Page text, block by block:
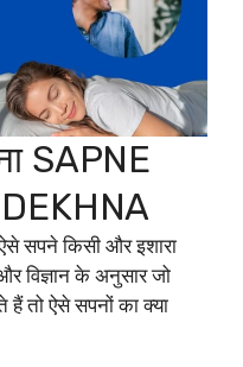
SAPNE
सपने किसी और इशारा
विज्ञान के अनुसार जो
तो ऐसे सपनों का क्या